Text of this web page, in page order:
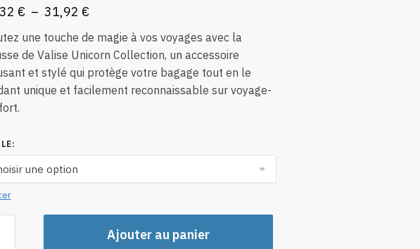
€ – 31,92 €Plage
de
prix :
18,32 €
à
une touche de magie à vos voyages avec la
de Valise Unicorn Collection, un accessoire
et stylé qui protège votre bagage tout en le
unique et facilement reconnaissable sur voyage-
:
Ajouter au panier